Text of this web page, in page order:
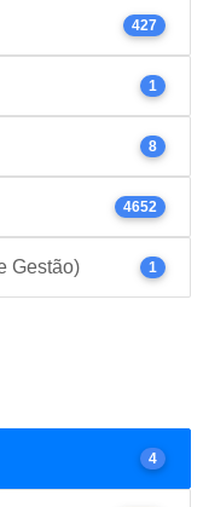
427
1
8
4652
Gestão) 1
4